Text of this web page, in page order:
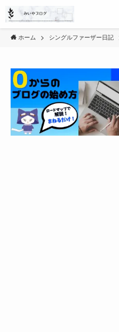
ホーム シングルファーザー日記